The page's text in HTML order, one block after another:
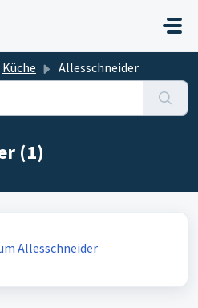
gehen
Küche Allesschneider
(1)
Allesschneider